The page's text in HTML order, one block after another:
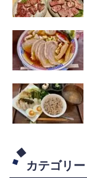
カテゴリー